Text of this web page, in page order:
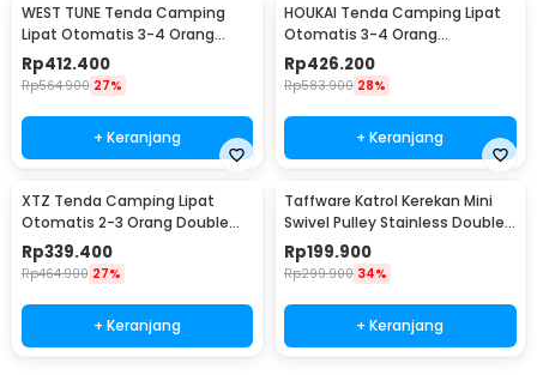
WEST TUNE Tenda Camping
Lipat Otomatis 3-4 Orang
Double Layer - SH-500
Rp412.400
Rp564.900 27%
+ Keranjang
HOUKAI Tenda Camping Lipat
Otomatis 3-4 Orang
Waterproof - SH-400
Rp426.200
Rp583.900 28%
+ Keranjang
XTZ Tenda Camping Lipat
Otomatis 2-3 Orang Double
Layer Waterproof - SH-020
Rp339.400
Rp464.900 27%
+ Keranjang
Taffware Katrol Kerekan Mini
Swivel Pulley Stainless Double
Wheel M100
Rp199.900
Rp299.900 34%
+ Keranjang